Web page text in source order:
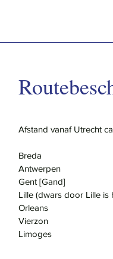
Afstand vanaf Utrecht
Breda
Antwerpen
Gent [Gand]
Lille (dwars door Lille is
Orleans
Vierzon
Limoges